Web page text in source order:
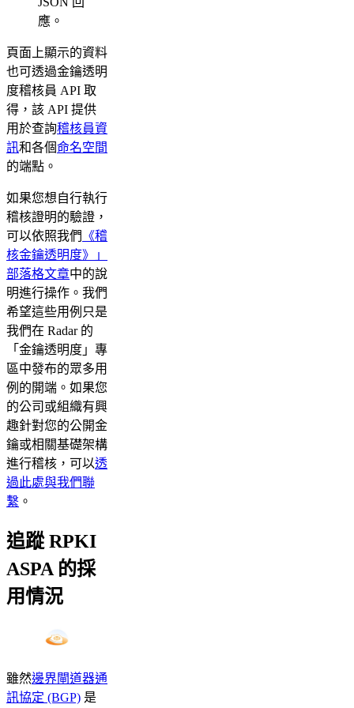
應。
頁面上顯示的資料
也可透過金鑰透明
度稽核員 API 取
得，該 API 提供
用於查詢稽核員資
訊和各個命名空間
的端點。
如果您想自行執行
稽核證明的驗證，
可以依照我們 《稽
核金鑰透明度》」
部落格文章中的說
明進行操作。我們
希望這些用例只是
我們在 Radar 的
「金鑰透明度」專
區中發布的眾多用
例的開端。如果您
的公司或組織有興
趣針對您的公開金
鑰或相關基礎架構
進行稽核，可以透
過此處與我們聯
繫 。
追蹤 RPKI
ASPA 的採
用情況
雖然邊界閘道器通
訊協定 (BGP) 是